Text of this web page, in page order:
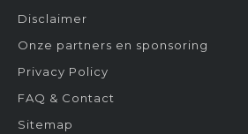
Disclaimer
Onze partners en sponsoring
Privacy Policy
FAQ & Contact
Sitemap